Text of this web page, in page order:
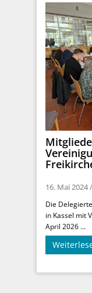
16. Mai 2024/
Die
in Kassel mit
April 2026 ...